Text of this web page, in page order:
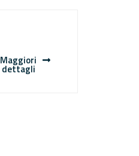
Maggiori
dettagli